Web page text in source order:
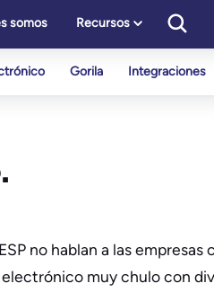
somos Recursos
Gorila Integraciones
no hablan a las empresas
muy chulo con